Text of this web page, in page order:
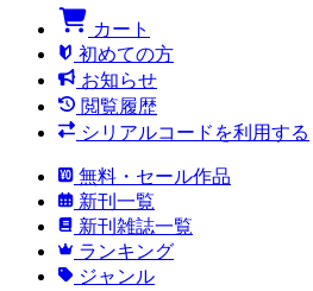
カート
初めての方
お知らせ
閲覧履歴
シリアルコードを利用する
無料・セール作品
新刊一覧
新刊雑誌一覧
ランキング
ジャンル